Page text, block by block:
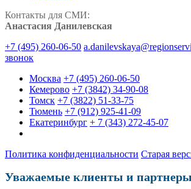
Контакты для СМИ:
Анастасия Данилевская
+7 (495) 260-06-50
звонок
Москва +7 (495) 260-06-50
Кемерово +7 (3842) 34-90-08
Томск +7 (3822) 51-33-75
Тюмень +7 (912) 925-41-09
Екатеринбург + 7 (343) 272-45-07
Политика конфиденциальности Старая
Уважаемые клиенты и